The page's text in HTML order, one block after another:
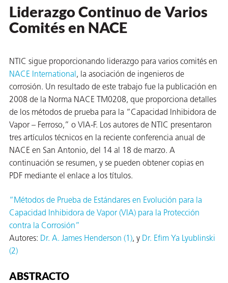
Liderazgo Continuo de Varios
Comités en NACE
NTIC sigue proporcionando liderazgo para varios comités en
NACE International, la asociación de ingenieros de
corrosión. Un resultado de este trabajo fue la publicación en
2008 de la Norma NACE TM0208, que proporciona detalles
de los métodos de prueba para la “Capacidad Inhibidora de
Vapor – Ferroso,” o VIA-F. Los autores de NTIC presentaron
tres artículos técnicos en la reciente conferencia anual de
NACE en San Antonio, del 14 al 18 de marzo. A
continuación se resumen, y se pueden obtener copias en
PDF mediante el enlace a los títulos.
“Métodos de Prueba de Estándares en Evolución para la
Capacidad Inhibidora de Vapor (VIA) para la Protección
contra la Corrosión”
Autores: Dr. A. James Henderson (1), y Dr. Efim Ya Lyublinski
(2)
ABSTRACTO
Ambiente
e